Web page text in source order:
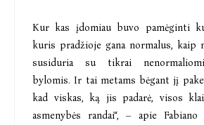
Kur kas įdomiau buvo pamėginti
kuris pradžioje gana normalus, kaip
susiduria su tikrai
bylomis. Ir tai metams bėgant jį
kad viskas, ką jis padarė, visos
asmenybės randai“, – apie